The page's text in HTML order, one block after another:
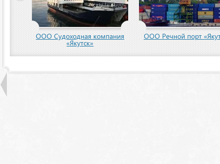
ООО Судоходная компания
«Якутск»
ООО Речной порт